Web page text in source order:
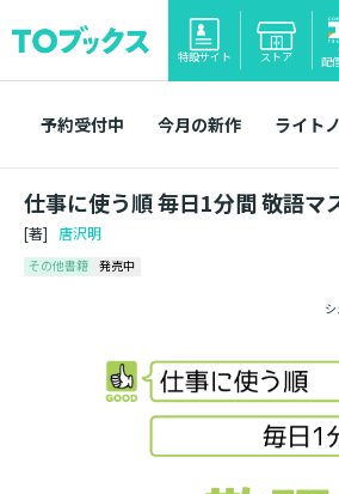
特設サイト ストア 配
予約受付中 今月の新作 ライト
仕事に使う順 毎日1分間 敬語マ
[著] 唐沢明
その他書籍 発売中